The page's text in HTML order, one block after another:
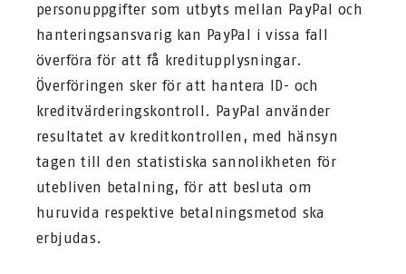
personuppgifter som utbyts mellan PayPal och
hanteringsansvarig kan PayPal i vissa fall
överföra för att få kreditupplysningar.
Överföringen sker för att hantera ID- och
kreditvärderingskontroll. PayPal använder
resultatet av kreditkontrollen, med hänsyn
tagen till den statistiska sannolikheten för
utebliven betalning, för att besluta om
huruvida respektive betalningsmetod ska
erbjudas.